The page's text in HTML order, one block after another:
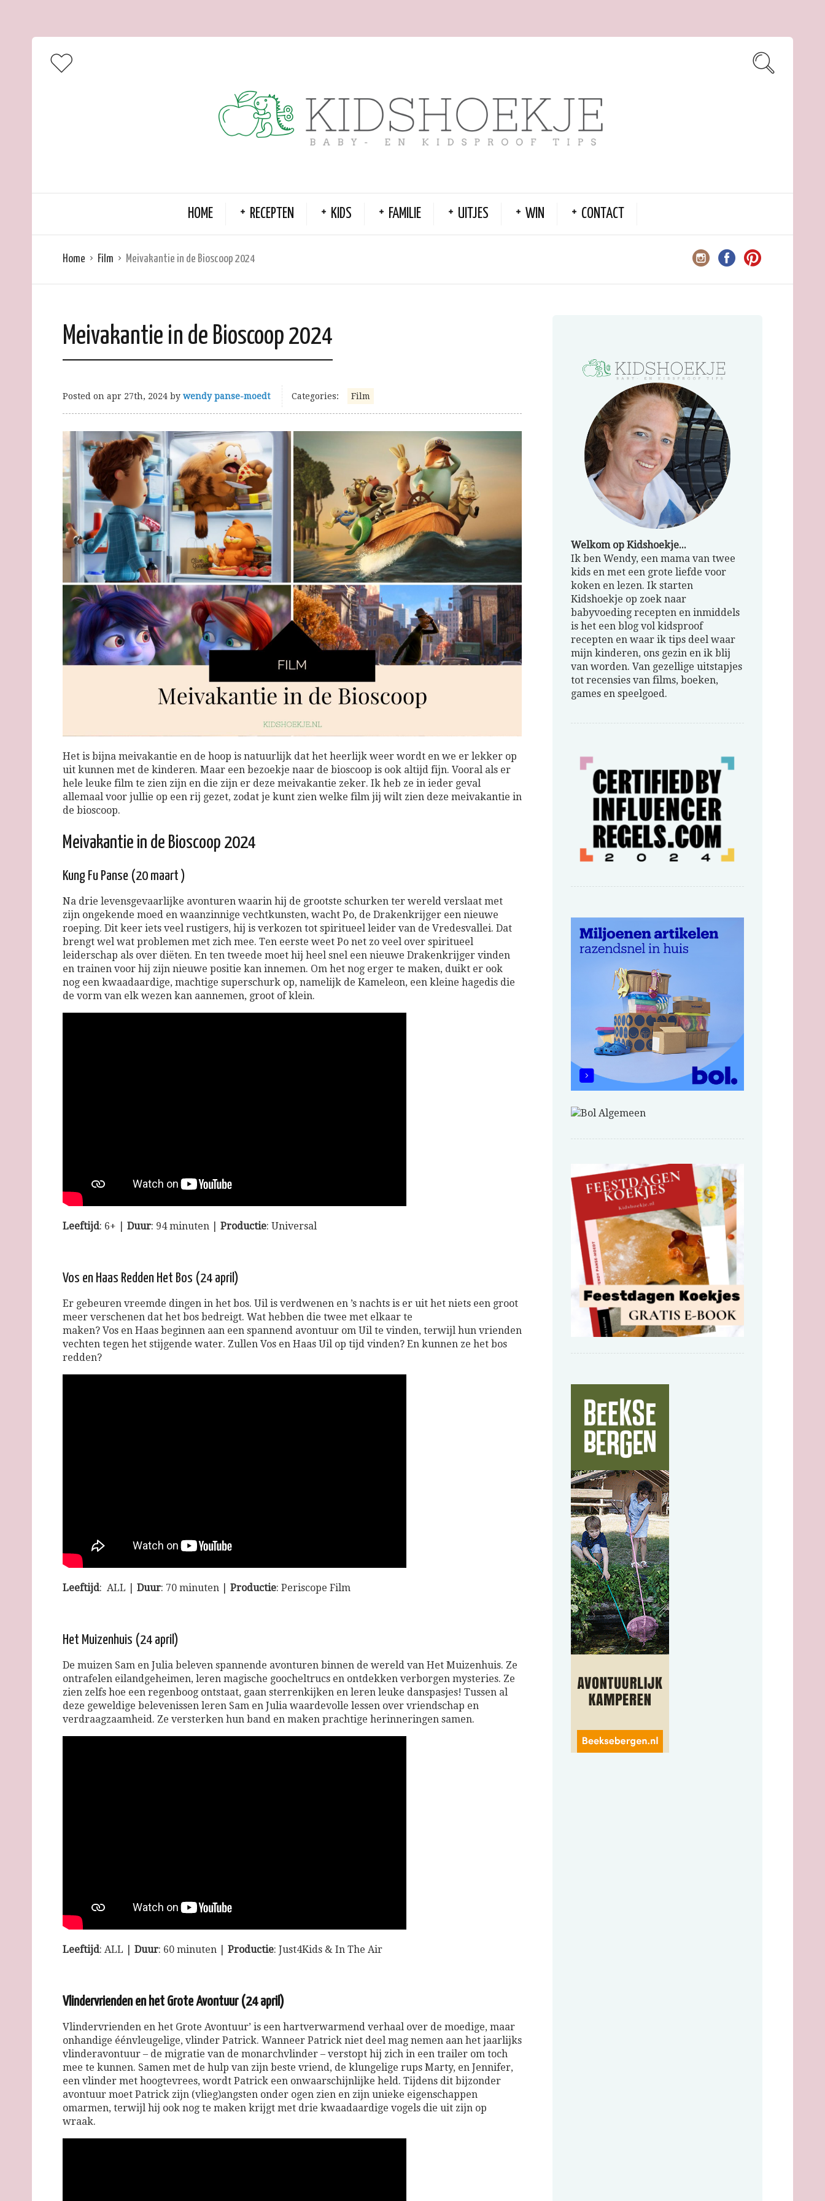
HOME RECEPTEN KIDS FAMILIE UITJES WIN CONTACT
Home Film Meivakantie in de Bioscoop 2024
Meivakantie in de Bioscoop 2024
Posted on apr 27th, 2024 by wendy panse-moedt Categories: Film
Het is bijna meivakantie en de hoop is natuurlijk dat het heerlijk weer wordt en we er lekker op
uit kunnen met de kinderen. Maar een bezoekje naar de bioscoop is ook altijd fijn. Vooral als er
hele leuke film te zien zijn en die zijn er deze meivakantie zeker. Ik heb ze in ieder geval
allemaal voor jullie op een rij gezet, zodat je kunt zien welke film jij wilt zien deze meivakantie in
de bioscoop.
Meivakantie in de Bioscoop 2024
Kung Fu Panse (20 maart )
Na drie levensgevaarlijke avonturen waarin hij de grootste schurken ter wereld verslaat met
zijn ongekende moed en waanzinnige vechtkunsten, wacht Po, de Drakenkrijger een nieuwe
roeping. Dit keer iets veel rustigers, hij is verkozen tot spiritueel leider van de Vredesvallei. Dat
brengt wel wat problemen met zich mee. Ten eerste weet Po net zo veel over spiritueel
leiderschap als over diëten. En ten tweede moet hij heel snel een nieuwe Drakenkrijger vinden
en trainen voor hij zijn nieuwe positie kan innemen. Om het nog erger te maken, duikt er ook
nog een kwaadaardige, machtige superschurk op, namelijk de Kameleon, een kleine hagedis die
de vorm van elk wezen kan aannemen, groot of klein.
Leeftijd: 6+ | Duur: 94 minuten | Productie: Universal
Vos en Haas Redden Het Bos (24 april)
Er gebeuren vreemde dingen in het bos. Uil is verdwenen en ’s nachts is er uit het niets een groot
meer verschenen dat het bos bedreigt. Wat hebben die twee met elkaar te
maken? Vos en Haas beginnen aan een spannend avontuur om Uil te vinden, terwijl hun vrienden
vechten tegen het stijgende water. Zullen Vos en Haas Uil op tijd vinden? En kunnen ze het bos
redden?
Leeftijd: ALL | Duur: 70 minuten | Productie: Periscope Film
Het Muizenhuis (24 april)
De muizen Sam en Julia beleven spannende avonturen binnen de wereld van Het Muizenhuis. Ze
ontrafelen eilandgeheimen, leren magische goocheltrucs en ontdekken verborgen mysteries. Ze
zien zelfs hoe een regenboog ontstaat, gaan sterrenkijken en leren leuke danspasjes! Tussen al
deze geweldige belevenissen leren Sam en Julia waardevolle lessen over vriendschap en
verdraagzaamheid. Ze versterken hun band en maken prachtige herinneringen samen.
Leeftijd: ALL | Duur: 60 minuten | Productie: Just4Kids & In The Air
Vlindervrienden en het Grote Avontuur (24 april)
Vlindervrienden en het Grote Avontuur’ is een hartverwarmend verhaal over de moedige, maar
onhandige éénvleugelige, vlinder Patrick. Wanneer Patrick niet deel mag nemen aan het jaarlijks
vlinderavontuur – de migratie van de monarchvlinder – verstopt hij zich in een trailer om toch
mee te kunnen. Samen met de hulp van zijn beste vriend, de klungelige rups Marty, en Jennifer,
een vlinder met hoogtevrees, wordt Patrick een onwaarschijnlijke held. Tijdens dit bijzonder
avontuur moet Patrick zijn (vlieg)angsten onder ogen zien en zijn unieke eigenschappen
omarmen, terwijl hij ook nog te maken krijgt met drie kwaadaardige vogels die uit zijn op
wraak.
Welkom op Kidshoekje...
Ik ben Wendy, een mama van twee
kids en met een grote liefde voor
koken en lezen. Ik starten
Kidshoekje op zoek naar
babyvoeding recepten en inmiddels
is het een blog vol kidsproof
recepten en waar ik tips deel waar
mijn kinderen, ons gezin en ik blij
van worden. Van gezellige uitstapjes
tot recensies van films, boeken,
games en speelgoed.